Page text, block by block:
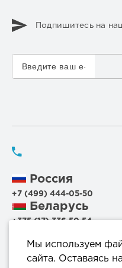
Подпишитесь на
Россия
+7 (499) 444-05-50
Беларусь
+375 (17) 336 50 54
+375 (44) 711 95 56
Мы используем
сайта. Оставаясь